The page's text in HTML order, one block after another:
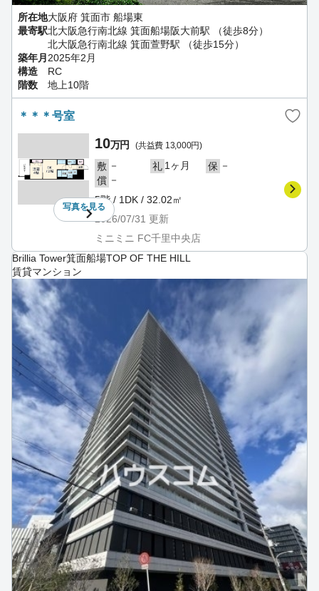
所在地大阪府 箕面市 船場東
最寄駅北大阪急行南北線 箕面船場阪大前駅 （徒歩8分）
北大阪急行南北線 箕面萱野駅 （徒歩15分）
築年月 2025年2月
構造
RC
階数
地上10階
＊＊＊号室
写真を見る
10万円 (共益費 13,000円)
敷 － 礼 1ヶ月 保 －
償 －
5階 / 1DK / 32.02㎡
2026/07/31 更新
ミニミニ FC千里中央店
Brillia Tower箕面船場TOP OF THE HILL
賃貸マンション